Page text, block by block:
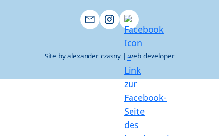
Site by alexander czasny | web developer